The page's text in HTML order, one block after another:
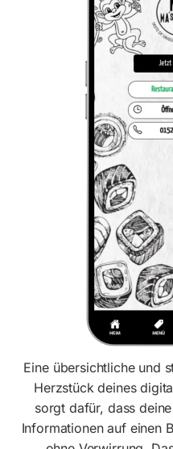
Eine übersichtliche und
Herzstück deines
sorgt dafür, dass
Informationen auf einen